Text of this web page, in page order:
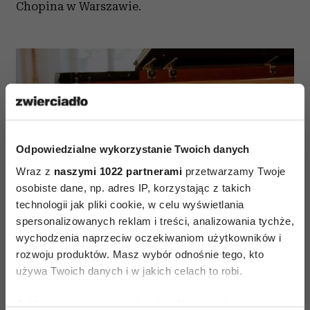
Odpowiedzialne wykorzystanie Twoich danych
Wraz z naszymi 1022 partnerami przetwarzamy Twoje
osobiste dane, np. adres IP, korzystając z takich
technologii jak pliki cookie, w celu wyświetlania
spersonalizowanych reklam i treści, analizowania tychże,
wychodzenia naprzeciw oczekiwaniom użytkowników i
rozwoju produktów. Masz wybór odnośnie tego, kto
używa Twoich danych i w jakich celach to robi.
Jeśli wyrazisz na to zgodę, chcielibyśmy również:
Chopina w Warszawie.
(Fot. materiały prasowe)